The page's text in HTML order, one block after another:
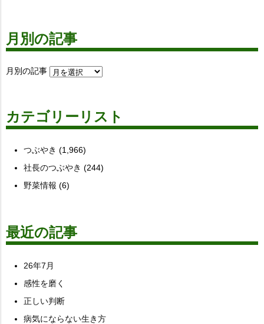
月別の記事
月別の記事
カテゴリーリスト
つぶやき (1,966)
社長のつぶやき (244)
野菜情報 (6)
最近の記事
26年7月
感性を磨く
正しい判断
病気にならない生き方